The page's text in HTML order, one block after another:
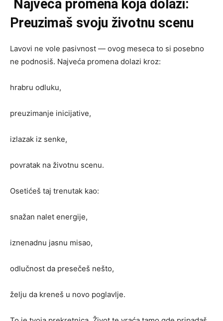
Najveća promena koja dolazi:
Preuzimaš svoju životnu scenu
Lavovi ne vole pasivnost — ovog meseca to si posebno
ne podnosiš. Najveća promena dolazi kroz:
hrabru odluku,
preuzimanje inicijative,
izlazak iz senke,
povratak na životnu scenu.
Osetićeš taj trenutak kao:
snažan nalet energije,
iznenadnu jasnu misao,
odlučnost da presečeš nešto,
želju da kreneš u novo poglavlje.